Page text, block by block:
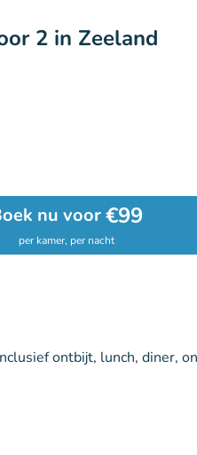
2 in Zeeland
nu voor€99
per kamer, per nacht
ontbijt, lunch, diner,